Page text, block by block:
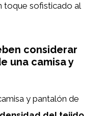
toque sofisticado al
considerar
una camisa y
y pantalón de